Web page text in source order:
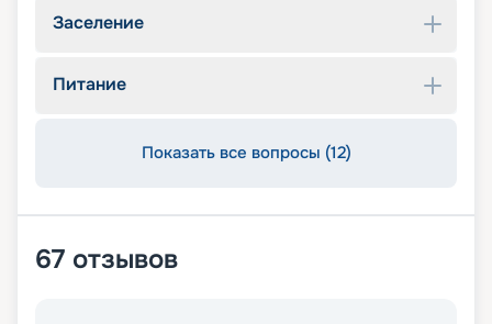
Заселение
Питание
Показать все вопросы (12)
67 отзывов